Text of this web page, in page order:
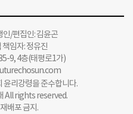
/편집인: 김윤곤
임자: 정유진
9, 4층(태평로1가)
윤리강령을 준수합니다.
All rights reserved.
배포 금지.